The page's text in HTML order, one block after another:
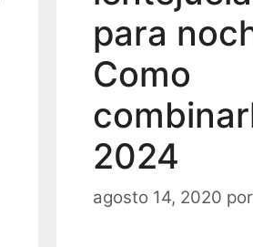
para
Como
2024
agosto 14, 2020 por